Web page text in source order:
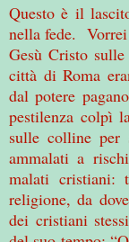
Questo è il
nella fede.
Gesù Cristo
città di Roma
dal potere
pestilenza colpì
sulle colline
ammalati a
malati cristiani:
religione, da
dei cristiani